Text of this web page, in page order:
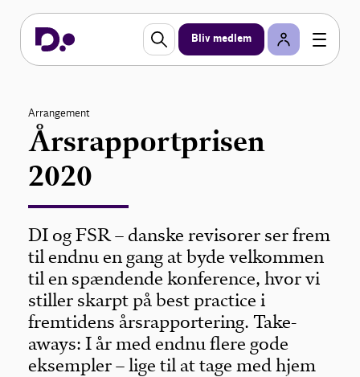
Bliv medlem
Arrangement
Årsrapportprisen
2020
DI og FSR – danske revisorer ser frem
til endnu en gang at byde velkommen
til en spændende konference, hvor vi
stiller skarpt på best practice i
fremtidens årsrapportering. Take-
aways: I år med endnu flere gode
eksempler – lige til at tage med hjem